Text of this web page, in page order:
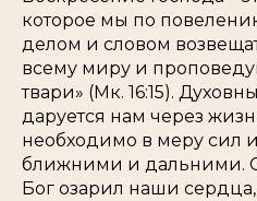
которое мы по
делом и словом
всему миру и
твари» (Мк. 16:15).
даруется нам через
необходимо в меру сил
ближними и дальними.
Бог озарил наши